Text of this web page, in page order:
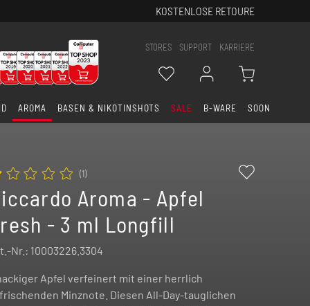
KOSTENLOSE RETOURE
STORES SUPPORT KARRIERE
AROMA BASEN & NIKOTINSHOTS SALE B-WARE SOON
(1)
Aroma - Apfel
- 3 ml Longfill
Nr.: 10003226.3304
Apfel verfeinert mit einer herrlich
Minznote. Diesen All-Day-tauglichen